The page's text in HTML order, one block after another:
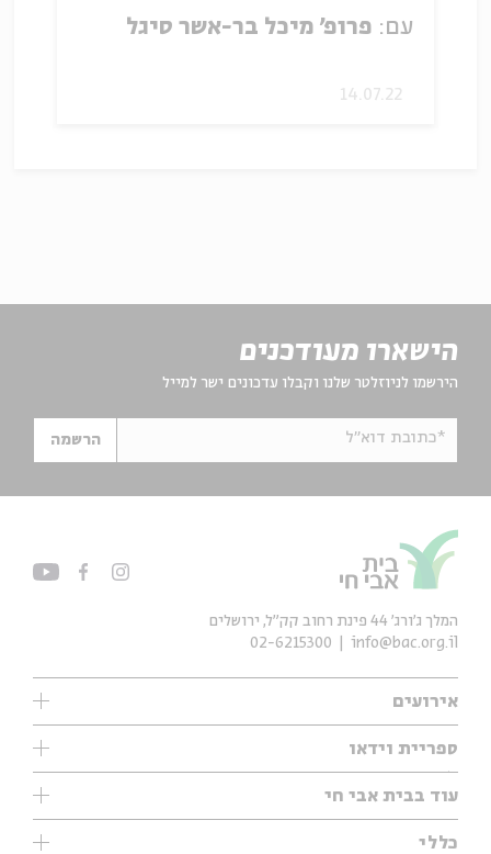
עם: פרופ' מיכל בר-אשר סיגל
14.07.22
הישארו מעודכנים
הירשמו לניוזלטר שלנו וקבלו עדכונים ישר למייל
*כתובת דוא"ל הרשמה
אירועים
אנגלית
נוער
ספריית וידאו
עיון
עוד בבית אבי חי
כללי
המלך ג'ורג' 44 פינת רחוב קק״ל, ירושלים
info@bac.org.il
02-6215300